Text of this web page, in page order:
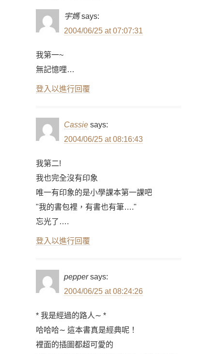
宇媽 says:
2004/06/25 at 07:07:31
我第一~
無記憶哩…
登入以進行回覆
Cassie says:
2004/06/25 at 08:16:43
我第二!
我也完全沒有印象
唯一有印象的是小學課本第一課吧
"我的書包裡，有書也有筆…."
忘光了….
登入以進行回覆
pepper says:
2004/06/25 at 08:24:26
* 我是經過的路人∼ *
哈哈哈∼ 這本書真是經典呢！
裡面的插圖都超可愛的